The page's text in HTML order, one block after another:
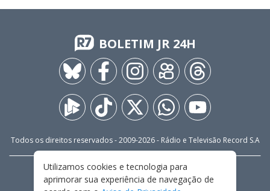
BOLETIM JR 24H
Todos os direitos reservados - 2009-2026- Rádio e Televisão Record S.A
FALE CONOSCO
PRIVACIDADE
TERMOS E CONDIÇÕES DE USO
Utilizamos cookies e tecnologia para
aprimorar sua experiência de navegação de